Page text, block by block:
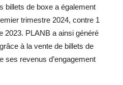
billets de boxe a également
trimestre 2024, contre 1
2023. PLANB a ainsi généré
à la vente de billets de
ses revenus d’engagement